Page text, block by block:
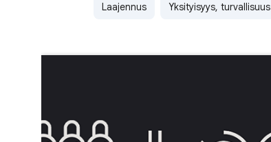
Laajennus Yksityisyys, turvallisuus